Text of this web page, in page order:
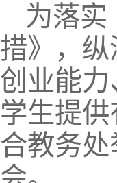
为落实
措》，
创业能
学生提
合教务处